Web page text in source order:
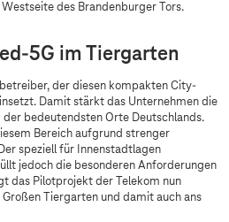
des Brandenburger Tors.
5G im Tiergarten
der diesen kompakten City-
Damit stärkt das Unternehmen die
bedeutendsten Orte Deutschlands.
Bereich aufgrund strenger
speziell für Innenstadtlagen
jedoch die besonderen Anforderungen
das Pilotprojekt der Telekom nun
Tiergarten und damit auch ans